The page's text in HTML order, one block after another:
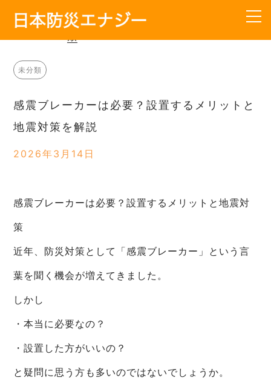
分
感震ブレーカーは必要？設置す
るメリットと地震対策を解説
未分類
感震ブレーカーは必要？設置するメリットと
地震対策を解説
2026年3月14日
感震ブレーカーは必要？設置するメリットと地震対
策
近年、防災対策として「感震ブレーカー」という言
葉を聞く機会が増えてきました。
しかし
・本当に必要なの？
・設置した方がいいの？
と疑問に思う方も多いのではないでしょうか。
よくあるご質問